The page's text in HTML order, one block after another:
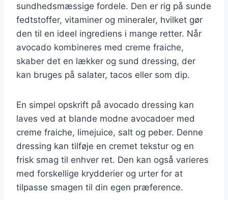
sundhedsmæssige fordele. Den er rig på sunde
fedtstoffer, vitaminer og mineraler, hvilket gør
den til en ideel ingrediens i mange retter. Når
avocado kombineres med creme fraiche,
skaber det en lækker og sund dressing, der
kan bruges på salater, tacos eller som dip.
En simpel opskrift på avocado dressing kan
laves ved at blande modne avocadoer med
creme fraiche, limejuice, salt og peber. Denne
dressing kan tilføje en cremet tekstur og en
frisk smag til enhver ret. Den kan også varieres
med forskellige krydderier og urter for at
tilpasse smagen til din egen præference.